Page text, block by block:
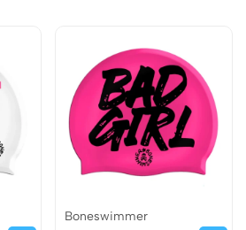
Boneswimmer